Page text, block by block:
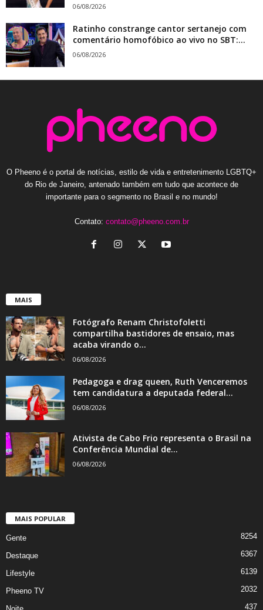
06/08/2026
Ratinho constrange cantor sertanejo com
comentário homofóbico ao vivo no SBT:...
06/08/2026
O Pheeno é o portal de notícias, estilo de vida e entretenimento LGBTQ+
do Rio de Janeiro, antenado também em tudo que acontece de
importante para o segmento no Brasil e no mundo!
Contato: contato@pheeno.com.br
MAIS
Fotógrafo Renam Christofoletti
compartilha bastidores de ensaio, mas
acaba virando o...
06/08/2026
Pedagoga e drag queen, Ruth Venceremos
tem candidatura a deputada federal...
06/08/2026
Ativista de Cabo Frio representa o Brasil na
Conferência Mundial de...
06/08/2026
MAIS POPULAR
Gente 8254
Destaque 6367
Lifestyle 6139
Pheeno TV 2032
437